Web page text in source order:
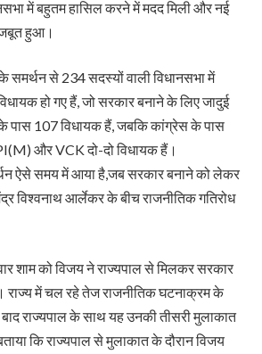
में बहुतम हासिल करने में मदद मिली और नई
हुआ।
समर्थन से 234 सदस्यों वाली विधानसभा में
हो गए हैं, जो सरकार बनाने के लिए जादुई
के पास 107 विधायक हैं, जबकि कांग्रेस के पास
और VCK दो-दो विधायक हैं।
ऐसे समय में आया है,जब सरकार बनाने को लेकर
विश्वनाथ आर्लेकर के बीच राजनीतिक गतिरोध
शाम को विजय ने राज्यपाल से मिलकर सरकार
राज्य में चल रहे तेज राजनीतिक घटनाक्रम के
राज्यपाल के साथ यह उनकी तीसरी मुलाकात
कि राज्यपाल से मुलाकात के दौरान विजय